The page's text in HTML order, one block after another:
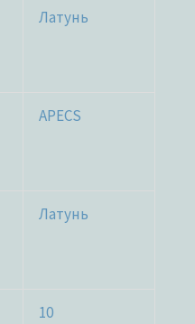
Латунь
APECS
Латунь
10